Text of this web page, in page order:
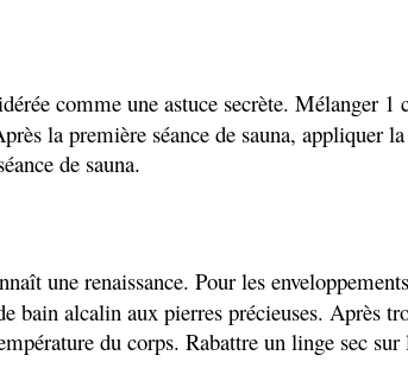
comme une astuce secrète.
la première séance de sauna, appliquer
de sauna.
une renaissance. Pour les
bain alcalin aux pierres précieuses. Après
du corps. Rabattre un linge sec